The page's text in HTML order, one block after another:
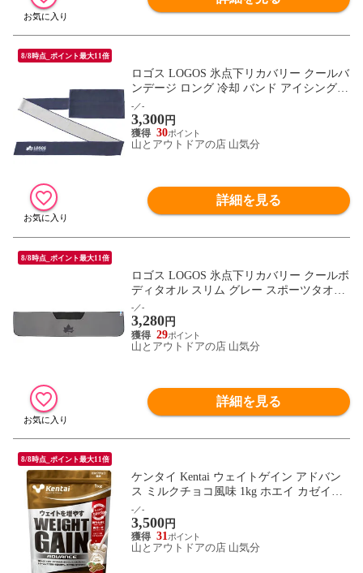
8/8時点_ポイント最大11倍
ロゴス LOGOS 氷点下リカバリー クールバ
ンデージ ロング 冷却 バンド アイシング
熱中症対策 伸縮性 部活動 夏 キャンプ 救
急時 怪我 打撲 炎症 巻き付け固定 洗濯機
可 81336830
-／-
3,300円
30
山とアウトドアの店 山気分
詳細を見る
8/8時点_ポイント最大11倍
ロゴス LOGOS 氷点下リカバリー クールボ
ディタオル スリム グレー スポーツタオル
アイスタオル 暑さ対策 熱中症対策 夏 リカ
バリー クールダウン 冷感 冷凍 吸水 速乾 8
1336816
-／-
3,280円
29
山とアウトドアの店 山気分
詳細を見る
8/8時点_ポイント最大11倍
ケンタイ Kentai ウェイトゲイン アドバン
ス ミルクチョコ風味 1kg ホエイ カゼイン
トレーニング フィットネス たんぱく質 炭
水化物 K3220
-／-
3,500円
31
山とアウトドアの店 山気分